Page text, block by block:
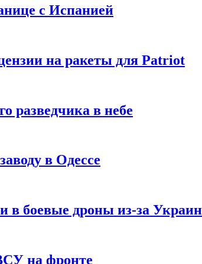
с Испанией
на ракеты для Patriot
разведчика в небе
в Одессе
в боевые дроны из-за
на фронте